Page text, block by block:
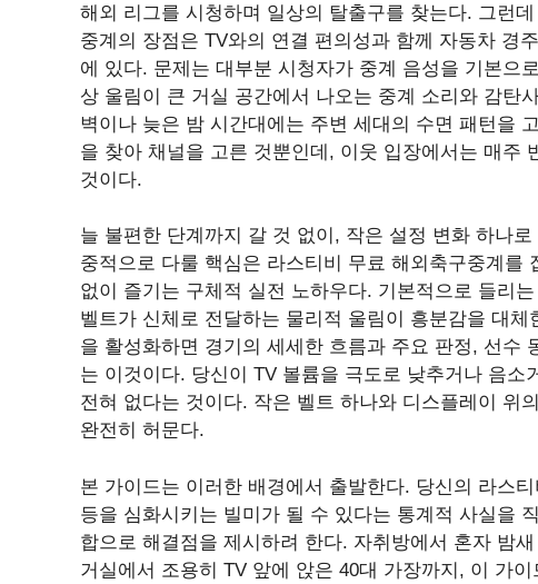
해외 리그를 시청하며 일상의 탈출구를 찾는다. 그런
중계의 장점은 TV와의 연결 편의성과 함께 자동차 경
에 있다. 문제는 대부분 시청자가 중계 음성을 기본으
상 울림이 큰 거실 공간에서 나오는 중계 소리와 감탄
벽이나 늦은 밤 시간대에는 주변 세대의 수면 패턴을
을 찾아 채널을 고른 것뿐인데, 이웃 입장에서는 매주
것이다.
늘 불편한 단계까지 갈 것 없이, 작은 설정 변화 하나
중적으로 다룰 핵심은 라스티비 무료 해외축구중계를
없이 즐기는 구체적 실전 노하우다. 기본적으로 들리
벨트가 신체로 전달하는 물리적 울림이 흥분감을 대
을 활성화하면 경기의 세세한 흐름과 주요 판정, 선수
는 이것이다. 당신이 TV 볼륨을 극도로 낮추거나 음
전혀 없다는 것이다. 작은 벨트 하나와 디스플레이 위
완전히 허문다.
본 가이드는 이러한 배경에서 출발한다. 당신의 라스
등을 심화시키는 빌미가 될 수 있다는 통계적 사실을
합으로 해결점을 제시하려 한다. 자취방에서 혼자 밤
거실에서 조용히 TV 앞에 앉은 40대 가장까지, 이 가